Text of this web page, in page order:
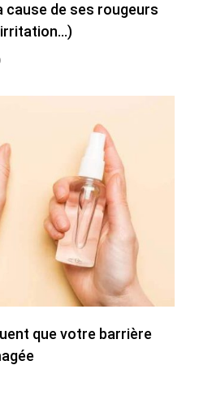
de ses rougeurs
que votre barrière